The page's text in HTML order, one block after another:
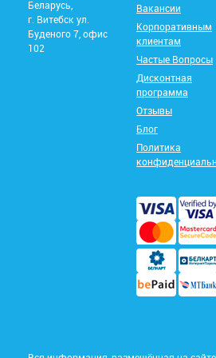
Беларусь,
г. Витебск ул.
Буденого 7, офис
102
Вакансии
Корпоративным
клиентам
Частые Вопросы
Дисконтная
программа
Отзывы
Блог
Политика